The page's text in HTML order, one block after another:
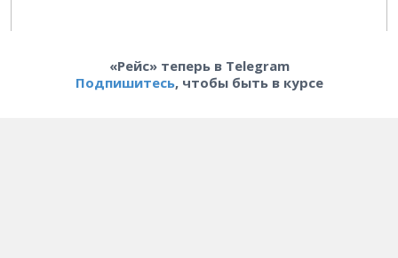
«Рейс» теперь в Telegram
Подпишитесь, чтобы быть в курсе